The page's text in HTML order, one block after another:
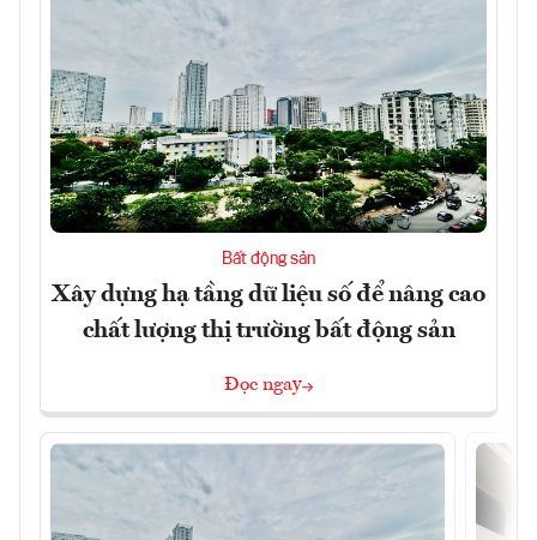
Bất động sản
Xây dựng hạ tầng dữ liệu số để nâng cao
chất lượng thị trường bất động sản
Đọc ngay